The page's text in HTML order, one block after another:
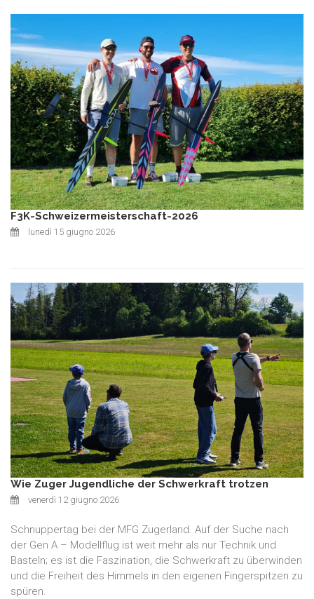
F3K-Schweizermeisterschaft-2026
lunedì 15 giugno 2026
Wie Zuger Jugendliche der Schwerkraft trotzen
venerdì 12 giugno 2026
Schnuppertag bei der MFG Zugerland. Auf der Suche nach
der Gen A – Modellflug ist weit mehr als nur Technik und
Basteln; es ist die Faszination, die Schwerkraft zu überwinden
und die Freiheit des Himmels in den eigenen Fingerspitzen zu
spüren.